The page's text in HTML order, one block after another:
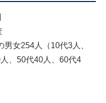
女254人（10代3人、
、50代40人、60代4